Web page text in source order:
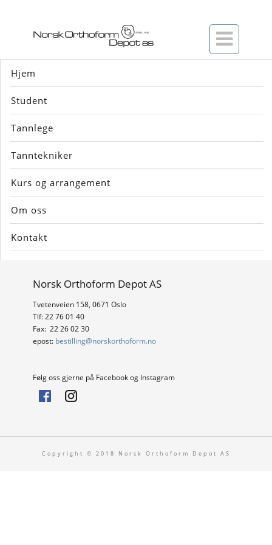

Hjem
Student
Tannlege
Tanntekniker
Kurs og arrangement
Om oss
Kontakt
Her finner du... kataloger....
Norsk Orthoform Depot AS
Tvetenveien 158, 0671 Oslo
Tlf: 22 76 01 40
Fax: 22 26 02 30
epost: bestilling@norskorthoform.no
Følg oss gjerne på Facebook og Instagram
Copyright © 2018 Norsk Orthoform Depot AS